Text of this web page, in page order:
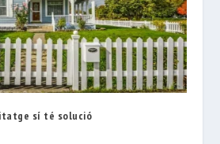
sí té solució